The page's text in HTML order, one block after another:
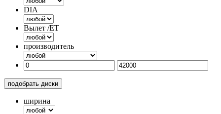
DIA
Вылет /ET
производитель
подобрать диски
ширина